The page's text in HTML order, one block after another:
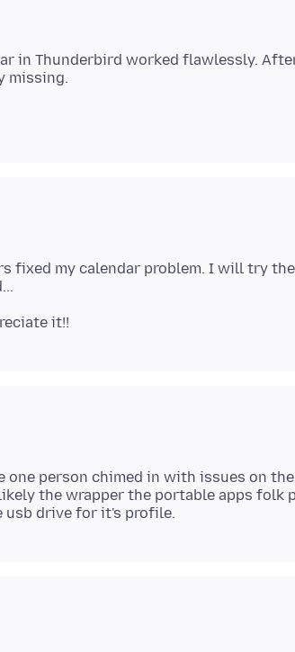
in Thunderbird worked flawlessly.
fixed my calendar problem. I will try
one person chimed in with issues on
the wrapper the portable apps folk